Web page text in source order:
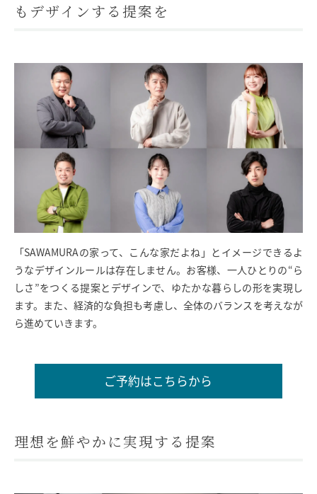
SAWAMURA不動産
もデザインする提案を
「SAWAMURAの家って、こんな家だよね」とイメージできるよ
うなデザインルールは存在しません。お客様、一人ひとりの“ら
しさ”をつくる提案とデザインで、ゆたかな暮らしの形を実現し
ます。また、経済的な負担も考慮し、全体のバランスを考えなが
ら進めていきます。
ご予約はこちらから
理想を鮮やかに実現する提案